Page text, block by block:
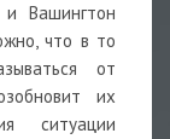
Вашингтон
что в то
от
их
ситуации